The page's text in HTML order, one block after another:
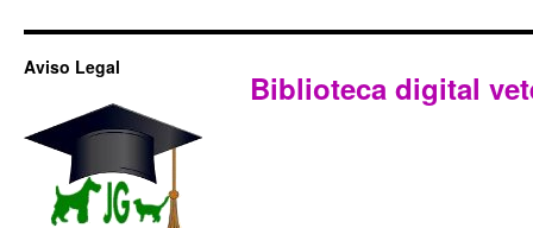
Aviso Legal
Biblioteca digital